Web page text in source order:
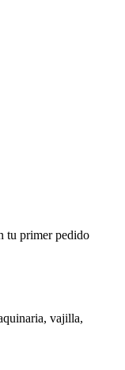
tu primer pedido
vajilla,